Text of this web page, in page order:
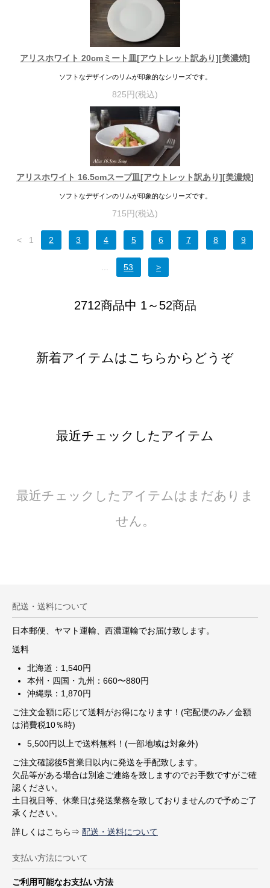
アリスホワイト 20cmミート皿[アウトレット訳あり][美濃焼]
ソフトなデザインのリムが印象的なシリーズです。
825円(税込)
アリスホワイト 16.5cmスープ皿[アウトレット訳あり][美濃焼]
ソフトなデザインのリムが印象的なシリーズです。
715円(税込)
< 1 2 3 4 5 6 7 8 9
53 >
2712商品中 1～52商品
新着アイテムはこちらからどうぞ
最近チェックしたアイテム
最近チェックしたアイテムはまだありま
せん。
配送・送料について
日本郵便、ヤマト運輸、西濃運輸でお届け致します。
送料
北海道：1,540円
本州・四国・九州：660〜880円
沖縄県：1,870円
ご注文金額に応じて送料がお得になります！(宅配便のみ／金額
は消費税10％時)
5,500円以上で送料無料！(一部地域は対象外)
ご注文確認後5営業日以内に発送を手配致します。
欠品等がある場合は別途ご連絡を致しますのでお手数ですがご確
認ください。
土日祝日等、休業日は発送業務を致しておりませんので予めご了
承ください。
詳しくはこちら⇒ 配送・送料について
支払い方法について
ご利用可能なお支払い方法